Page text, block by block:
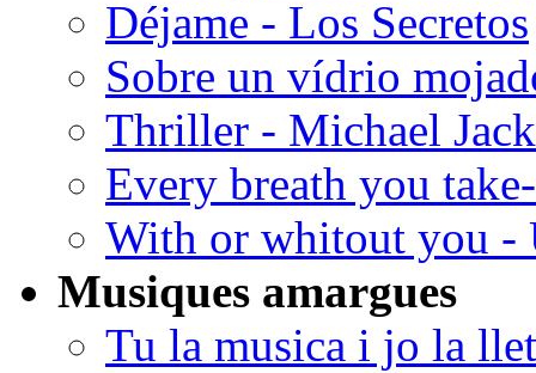
Déjame - Los Secretos
Sobre un vídrio
Thriller - Michael
Every breath you
With or whitout you -
Musiques amargues
Tu la musica i jo la